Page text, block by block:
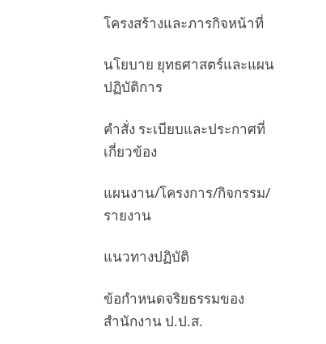
โครงสร้างและภารกิจหน้าที่
นโยบาย ยุทธศาสตร์และแผน
ปฏิบัติการ
คำสั่ง ระเบียบและประกาศที่
เกี่ยวข้อง
แผนงาน/โครงการ/กิจกรรม/
รายงาน
แนวทางปฏิบัติ
ข้อกำหนดจริยธรรมของ
สำนักงาน ป.ป.ส.